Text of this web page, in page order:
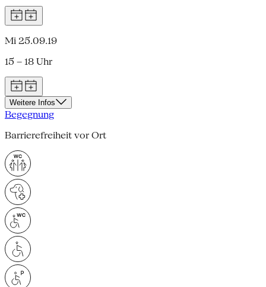
Mi 25.09.19
15 – 18 Uhr
Weitere Infos
Begegnung
Barrierefreiheit vor Ort